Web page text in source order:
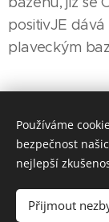
positivJE
plaveckým
Made in
Používáme
bezpečnost
nejlepší
Přijmout